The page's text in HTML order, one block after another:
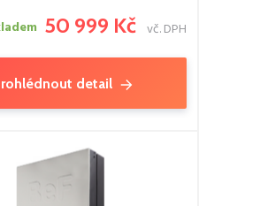
50 999 Kč vč. DPH
detail